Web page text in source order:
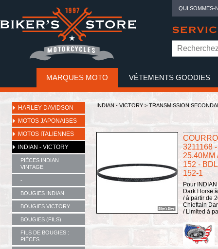
QUI SOMMES-
MARQUES MOTO VÊTEMENTS GOODIES
HARLEY-DAVIDSON
MOTOS JAPONAISES
MOTOS ITALIENNES
INDIAN - VICTORY
PIÈCES INDIAN
VINTAGE
-
BOUGIES INDIAN
BOUGIES VICTORY
BOUGIES (FILS)
FILS DE BOUGIES :
PIÈCES
INDIAN - VICTORY > TRANSMISSION
3211168
25.40MM
152 -
152-1
Pour
Dark Horse
/ à partir de
Chieftain
/ Limited à